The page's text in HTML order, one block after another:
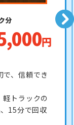
円
を探してお
頼いただき
で、スタッ